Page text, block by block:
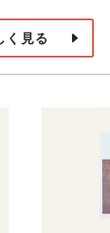
く見る